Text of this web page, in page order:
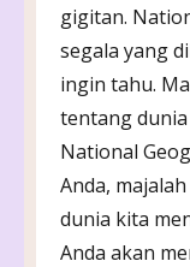
gigitan.
segala yang
ingin tahu.
tentang
National
Anda,
dunia kita
Anda akan